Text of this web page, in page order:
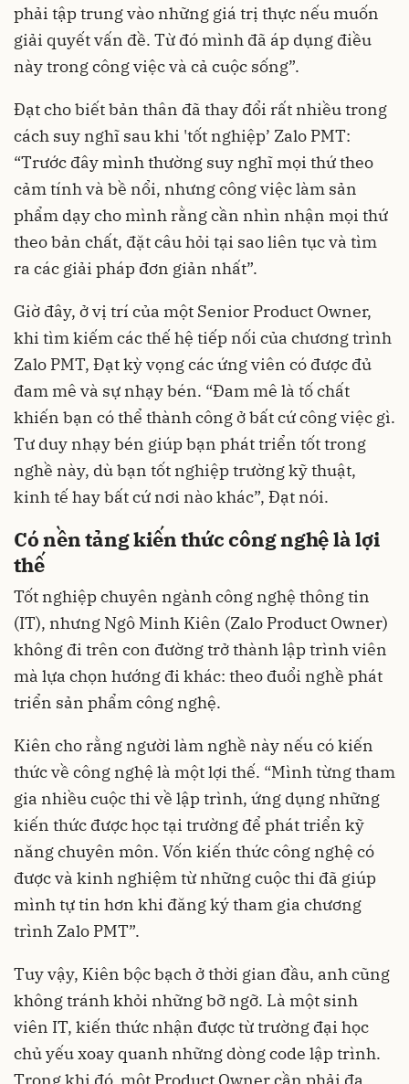
phải tập trung vào những giá trị thực nếu muốn
giải quyết vấn đề. Từ đó mình đã áp dụng điều
này trong công việc và cả cuộc sống”.
Đạt cho biết bản thân đã thay đổi rất nhiều trong
cách suy nghĩ sau khi 'tốt nghiệp’ Zalo PMT:
“Trước đây mình thường suy nghĩ mọi thứ theo
cảm tính và bề nổi, nhưng công việc làm sản
phẩm dạy cho mình rằng cần nhìn nhận mọi thứ
theo bản chất, đặt câu hỏi tại sao liên tục và tìm
ra các giải pháp đơn giản nhất”.
Giờ đây, ở vị trí của một Senior Product Owner,
khi tìm kiếm các thế hệ tiếp nối của chương trình
Zalo PMT, Đạt kỳ vọng các ứng viên có được đủ
đam mê và sự nhạy bén. “Đam mê là tố chất
khiến bạn có thể thành công ở bất cứ công việc gì.
Tư duy nhạy bén giúp bạn phát triển tốt trong
nghề này, dù bạn tốt nghiệp trường kỹ thuật,
kinh tế hay bất cứ nơi nào khác”, Đạt nói.
Có nền tảng kiến thức công nghệ là lợi
thế
Tốt nghiệp chuyên ngành công nghệ thông tin
(IT), nhưng Ngô Minh Kiên (Zalo Product Owner)
không đi trên con đường trở thành lập trình viên
mà lựa chọn hướng đi khác: theo đuổi nghề phát
triển sản phẩm công nghệ.
Kiên cho rằng người làm nghề này nếu có kiến
thức về công nghệ là một lợi thế. “Mình từng tham
gia nhiều cuộc thi về lập trình, ứng dụng những
kiến thức được học tại trường để phát triển kỹ
năng chuyên môn. Vốn kiến thức công nghệ có
được và kinh nghiệm từ những cuộc thi đã giúp
mình tự tin hơn khi đăng ký tham gia chương
trình Zalo PMT”.
Tuy vậy, Kiên bộc bạch ở thời gian đầu, anh cũng
không tránh khỏi những bỡ ngỡ. Là một sinh
viên IT, kiến thức nhận được từ trường đại học
chủ yếu xoay quanh những dòng code lập trình.
Trong khi đó, một Product Owner cần phải đa